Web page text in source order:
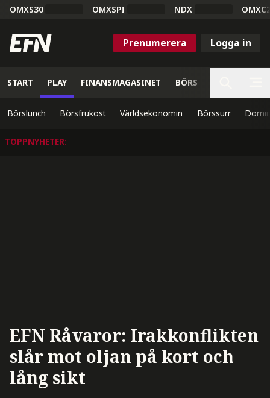
OMXS30 OMXSPI NDX
Prenumerera Logga in
START PLAY FINANSMAGASINET BÖRS
Börslunch Börsfrukost Världsekonomin Börssurr
TOPPNYHETER:
EFN Råvaror: Irakkonflikten
slår mot oljan på kort och
lång sikt